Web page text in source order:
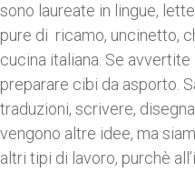
sono laureate in lingue,
pure di ricamo, uncinetto,
cucina italiana. Se
preparare cibi da asporto.
traduzioni, scrivere,
vengono altre idee, ma
altri tipi di lavoro, purchè